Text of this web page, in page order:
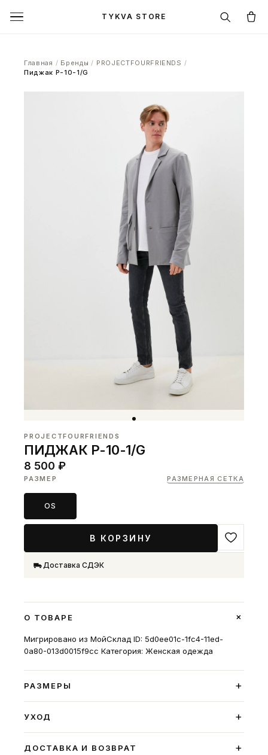
TYKVA STORE
Главная / Бренды / PROJECTFOURFRIENDS /
Пиджак P-10-1/G
PROJECTFOURFRIENDS
ПИДЖАК P-10-1/G
8 500 ₽
РАЗМЕР РАЗМЕРНАЯ СЕТКА
OS
В КОРЗИНУ
Доставка СДЭК
О ТОВАРЕ +
Мигрировано из МойСклад ID: 5d0ee01c-1fc4-11ed-
0a80-013d0015f9cc Категория: Женская одежда
РАЗМЕРЫ +
УХОД +
ДОСТАВКА И ВОЗВРАТ +